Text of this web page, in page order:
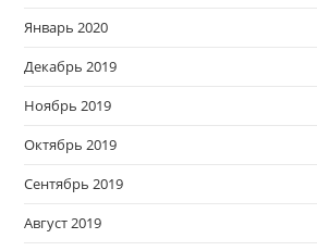
Январь 2020
Декабрь 2019
Ноябрь 2019
Октябрь 2019
Сентябрь 2019
Август 2019